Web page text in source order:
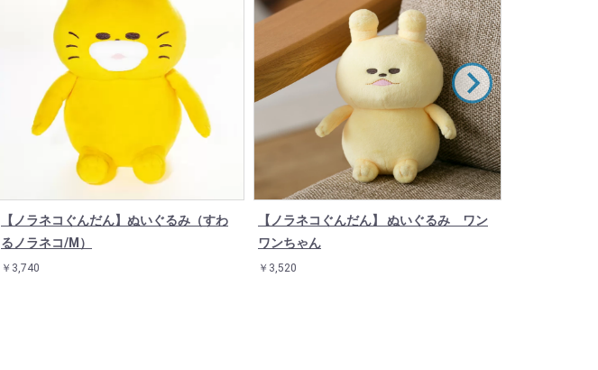
【ノラネコぐんだん】ぬいぐるみ（すわ
るノラネコ/M）
￥3,740
【ノラネコぐんだん】 ぬいぐるみ ワン
ワンちゃん
￥3,520